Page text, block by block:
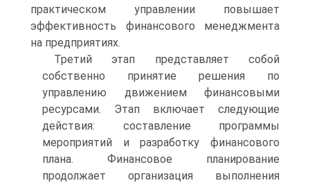
практическом управлении повышает
эффективность финансового менеджмента
на предприятиях.
Третий этап представляет собой
собственно принятие решения по
управлению движением финансовыми
ресурсами. Этап включает следующие
действия: составление программы
мероприятий и разработку финансового
плана. Финансовое планирование
продолжает организация выполнения